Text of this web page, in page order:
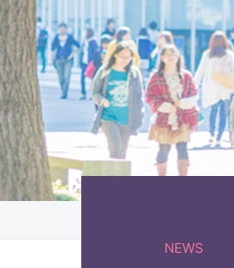
360°パノラマビュー
人間学部
学科
サポート制度
全国進学相談会
配慮申請について
オンライン受験票
出願・入試結果速報
NEWS